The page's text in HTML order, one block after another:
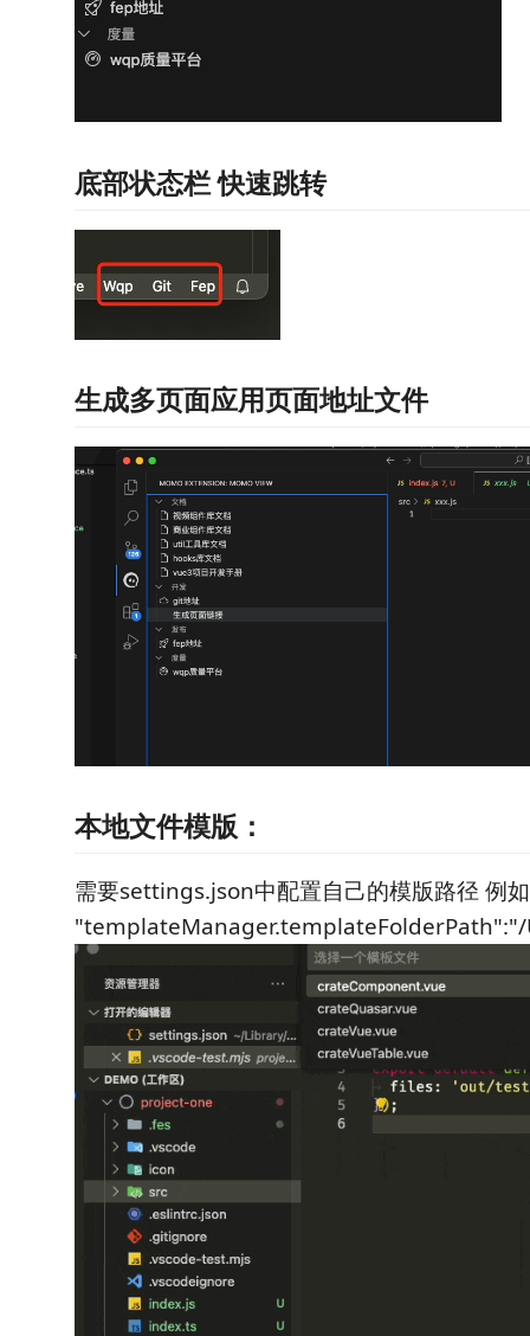
底部状态栏 快速跳转
生成多页面应用页面地址文件
本地文件模版：
需要settings.json中配置自己的模版路径 例